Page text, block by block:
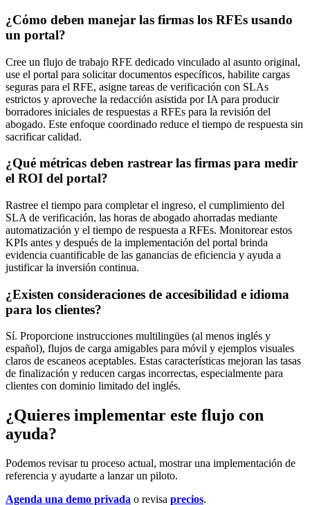
¿Cómo deben manejar las firmas los RFEs usando
un portal?
Cree un flujo de trabajo RFE dedicado vinculado al asunto original,
use el portal para solicitar documentos específicos, habilite cargas
seguras para el RFE, asigne tareas de verificación con SLAs
estrictos y aproveche la redacción asistida por IA para producir
borradores iniciales de respuestas a RFEs para la revisión del
abogado. Este enfoque coordinado reduce el tiempo de respuesta sin
sacrificar calidad.
¿Qué métricas deben rastrear las firmas para medir
el ROI del portal?
Rastree el tiempo para completar el ingreso, el cumplimiento del
SLA de verificación, las horas de abogado ahorradas mediante
automatización y el tiempo de respuesta a RFEs. Monitorear estos
KPIs antes y después de la implementación del portal brinda
evidencia cuantificable de las ganancias de eficiencia y ayuda a
justificar la inversión continua.
¿Existen consideraciones de accesibilidad e idioma
para los clientes?
Sí. Proporcione instrucciones multilingües (al menos inglés y
español), flujos de carga amigables para móvil y ejemplos visuales
claros de escaneos aceptables. Estas características mejoran las tasas
de finalización y reducen cargas incorrectas, especialmente para
clientes con dominio limitado del inglés.
¿Quieres implementar este flujo con
ayuda?
Podemos revisar tu proceso actual, mostrar una implementación de
referencia y ayudarte a lanzar un piloto.
Agenda una demo privada o revisa precios.